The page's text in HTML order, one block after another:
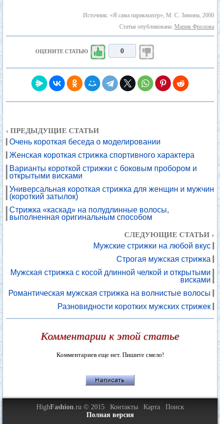
Источник: «Я сама парикмахер», М. С. Зимина, 2000
Статья опубликована: Мария Фролова
ОЦЕНИТЕ СТАТЬЮ 0
‹ ПРЕДЫДУЩИЕ СТАТЬИ
Очень короткая беседа о моделировании
Женская короткая стрижка спортивного характера
Варианты короткой стрижки с боковым пробором и
открытыми висками
Универсальная короткая стрижка для женщин и мужчин
(короткий затылок)
Стрижка «каскад» на полудлинные волосы,
выполненная оригинальным способом
СЛЕДУЮЩИЕ СТАТЬИ ›
Мужские стрижки на любой вкус
Строгая мужская стрижка
Мужская стрижка с косой длинной челкой и открытыми
висками
Романтическая мужская стрижка на волнистые волосы
Разновидности коротких мужских стрижек
Комментарии к этой статье
Комментариев еще нет. Пишите смело!
HighFashion.ru © 2015 Контакты Карта
Поиск
Полная версия